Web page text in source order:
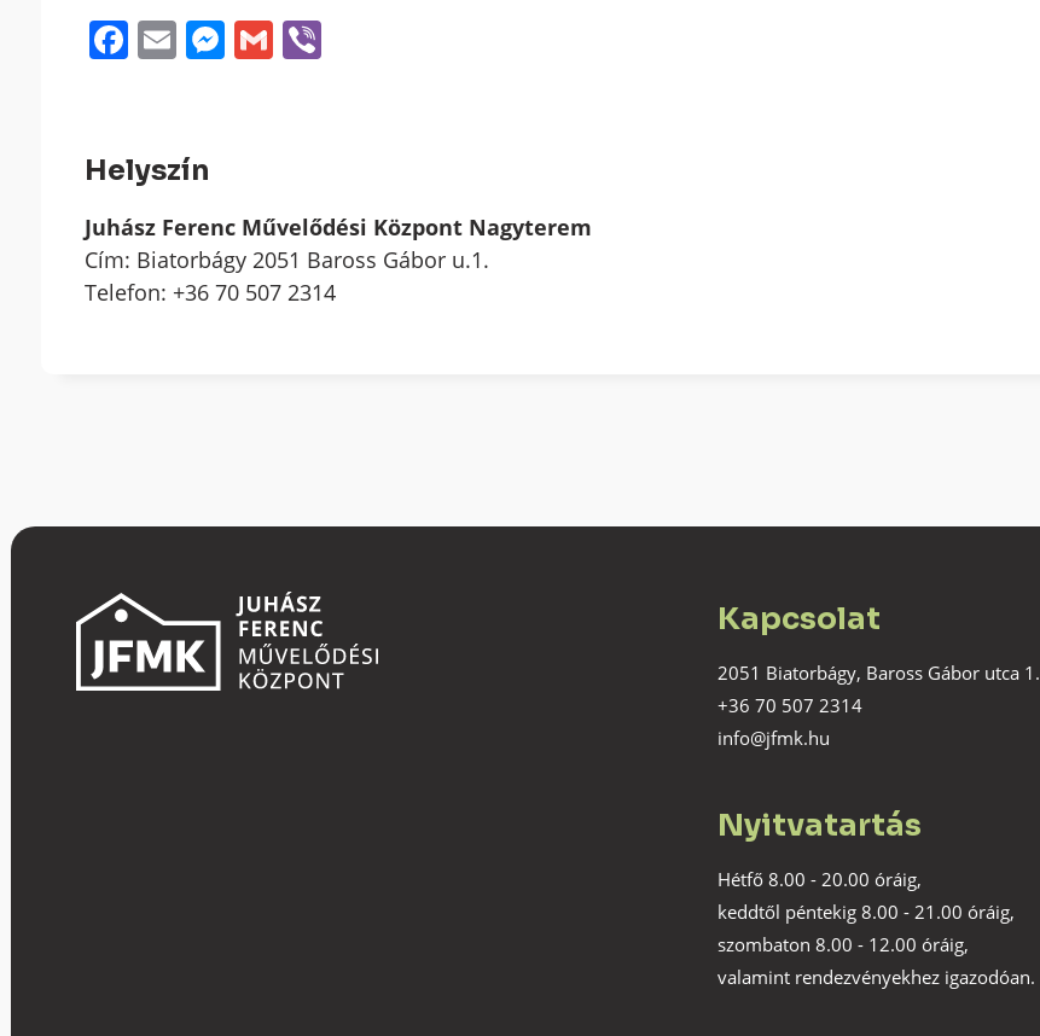
Facebook
EmailMessenger
GmailViber
Helyszín
Juhász Ferenc Művelődési Központ Nagyterem
Cím: Biatorbágy 2051 Baross Gábor u.1.
Telefon: +36 70 507 2314
Kapcsolat
2051 Biatorbágy, Baross Gábor utca 1.
+36 70 507 2314
info@jfmk.hu
Nyitvatartás
Hétfő 8.00 - 20.00 óráig,
keddtől péntekig 8.00 - 21.00 óráig,
szombaton 8.00 - 12.00 óráig,
valamint rendezvényekhez igazodóan.